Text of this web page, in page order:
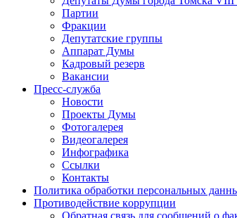
Партии
Фракции
Депутатские группы
Аппарат Думы
Кадровый резерв
Вакансии
Пресс-служба
Новости
Проекты Думы
Фотогалерея
Видеогалерея
Инфографика
Ссылки
Контакты
Политика обработки персональных
Прoтивoдeйствие кoрpупции
Обратная связь для сообщений о